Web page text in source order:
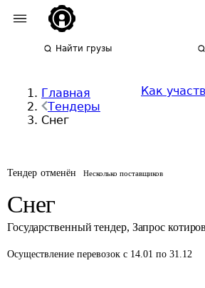
Найти грузы
Главная
Тендеры
Снег
Как
Тендер отменён Несколько поставщиков
Снег
Государственный тендер, Запрос
Осуществление перевозок с 14.01 по 31.12